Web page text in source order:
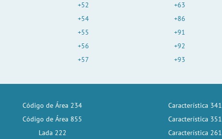
+52
+54
+55
+56
+57
+63
+86
+91
+92
+93
Código de Área 234
Código de Área 855
Lada 222
Característica 341
Característica 351
Característica 261